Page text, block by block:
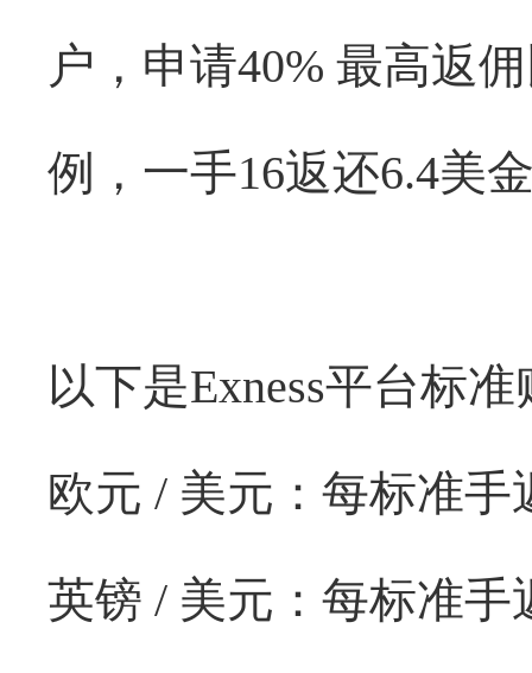
户，申请40% 最高返
例，一手16返还6.4美
以下是Exness平台标准
欧元 / 美元：每标准
英镑 / 美元：每标准